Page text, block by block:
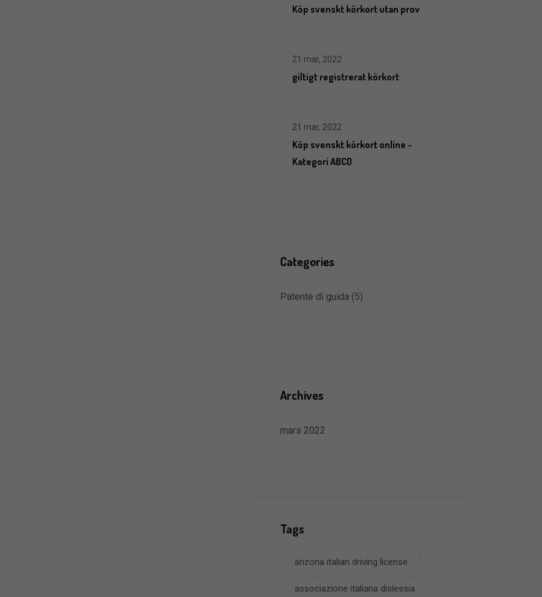
Köp svenskt körkort utan prov
21 mar, 2022
giltigt registrerat körkort
21 mar, 2022
Köp svenskt körkort online -
Kategori ABCD
Categories
Patente di guida (5)
Archives
mars 2022
Tags
arizona italian driving license
associazione italiana dislessia